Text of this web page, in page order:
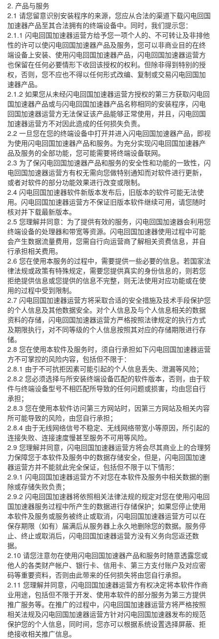
2. 产品与服务
2.1 请您留意识别安装程序的来源，您应从合法的渠道下载闪电回国
加速器产品至其合法拥有的终端设备中。同时，我们提示您：
2.1.1 闪电回国加速器运营方给予您一项个人的、不可转让及非排他
性的许可以使闪电回国加速器产品及服务，您可以非商业目的在终
端设备上安装、使用闪电回国加速器产品，闪电回国加速器运营方
也保留在任何必要情形下收回该授权的权利。但除非得到特别的授
权，否则，您不应也不得以任何形式改编、复制或交易闪电回国加
速器产品。
2.1.2 如果您从未经闪电回国加速器运营方授权的第三方获取闪电回
国加速器产品或与闪电回国加速器产品名称相同的安装程序，闪电
回国加速器运营方无法保证该产品能够正常使用，并且，闪电回国
加速器运营方不对因此造成的任何损失负责。
2.2 一旦您在您的终端设备中打开并进入闪电回国加速器产品，即视
为使用闪电回国加速器产品和服务。为充分实现闪电回国加速器产
品及服务的全部功能，您可能需要将终端设备联网。
2.3 为了保闪电回国加速器产品和服务的安全性和功能的一致性，闪
电回国加速器运营方有权无需向您做特别通知而对软件进行更新，
或者对软件的部分功能效果进行改变或限制。
2.4 闪电回国加速器软件新版本发布后，旧版本的软件可能无法使
用。闪电回国加速器运营方不保证旧版本软件继续可用，请您随时
核对并下载最新版本。
2.5 您理解并同意：为了提供有效的服务，闪电回国加速器会利用您
终端设备的处理器和带宽等资源。闪电回国加速器使用过程中可能
会产生数据流量费用，您需自行向运营商了解相关资费信息，并自
行承担相关费用。
2.6 您在使用本服务的过程中，需要提供一些必要的信息。若国家法
律法规或政策有特殊规定，需要您提供真实的身份信息的，则若您
拒绝提供信息或您提供的信息不完整，则无法使用对应功能或在使
用的过程中受到限制。
2.7 闪电回国加速器运营方将采取合适的安全措施及技术手段保护您
的个人信息及其他数据安全。对个人信息及与个人信息相关的数据
资料的存储，闪电回国加速器运营方严格按照法律规定的执行方式
及期限执行，对不同等级的个人信息按照其对应的存储期限进行存
储。
2.8 您在使用本软件及服务时，须自行承担如下闪电回国加速器运营
方不可掌控的风险内容，包括但不限于：
2.8.1 由于不可抗拒因素可能引起的个人信息丢失、泄漏等风险；
2.8.2 您必须选择与所安装终端设备匹配的软件版本，否则，由于软
件与终端设备型号不相匹配所导致的任何问题或损害，均由您自行
承担；
2.8.3 您在使用本软件访问第三方网站时，因第三方网站及相关内容
所可能导致的风险，由您自行承担；
2.8.4 由于无线网络信号不稳定、无线网络带宽小等原因，所引起的
连接失败、连接速度慢甚至服务不可用等风险。
2.9 您理解并同意，闪电回国加速器运营方将会尽其商业上的合理努
力保障您于本软件及服务中的数据存储安全，但是，闪电回国加速
器运营方并不能就此完全保证，包括但不限于以下情形：
2.9.1 闪电回国加速器运营方不对您在本软件及服务中相关数据的删
除或存储失败负责；
2.9.2 闪电回国加速器将依照相关法律法规的规定对您在使用闪电回
国加速器服务过程中所产生的数据进行存储保护；如果您停止使用
本软件及服务或服务被终止或取消，闪电回国加速器运营方可以在
保存期限（如有）届满后从服务器上永久地删除您的数据。服务停
止、终止或取消后，闪电回国加速器运营方没有义务向您返还数
据。
2.10 请您注意勿在使用闪电回国加速器产品和服务时随意透露您或
他人的各类财产帐户、银行卡、信用卡、第三方支付账户及对应密
码等重要资料，否则由此带来的任何损失将由您自行承担。
2.11 您理解并同意，闪电回国加速器运营方有权决定将本软件作商
业用途，包括但不限于开发、使用本软件的部分服务为第三方提供
推广服务等。在推广的过程中，闪电回国加速器运营方将严格按照
相关法规及闪电回国加速器运营方针对闪电回国加速器发布的规范
保护您的个人信息，同时间，您亦可以根据系统设置选择屏蔽、拒
绝接收相关推广信息。